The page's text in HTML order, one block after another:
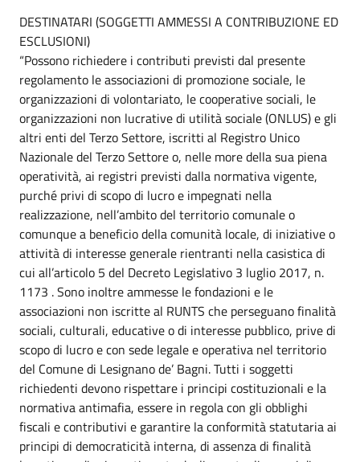
DESTINATARI (SOGGETTI AMMESSI A CONTRIBUZIONE ED
ESCLUSIONI)
“Possono richiedere i contributi previsti dal presente
regolamento le associazioni di promozione sociale, le
organizzazioni di volontariato, le cooperative sociali, le
organizzazioni non lucrative di utilità sociale (ONLUS) e gli
altri enti del Terzo Settore, iscritti al Registro Unico
Nazionale del Terzo Settore o, nelle more della sua piena
operatività, ai registri previsti dalla normativa vigente,
purché privi di scopo di lucro e impegnati nella
realizzazione, nell’ambito del territorio comunale o
comunque a beneficio della comunità locale, di iniziative o
attività di interesse generale rientranti nella casistica di
cui all’articolo 5 del Decreto Legislativo 3 luglio 2017, n.
1173 . Sono inoltre ammesse le fondazioni e le
associazioni non iscritte al RUNTS che perseguano finalità
sociali, culturali, educative o di interesse pubblico, prive di
scopo di lucro e con sede legale e operativa nel territorio
del Comune di Lesignano de’ Bagni. Tutti i soggetti
richiedenti devono rispettare i principi costituzionali e la
normativa antimafia, essere in regola con gli obblighi
fiscali e contributivi e garantire la conformità statutaria ai
principi di democraticità interna, di assenza di finalità